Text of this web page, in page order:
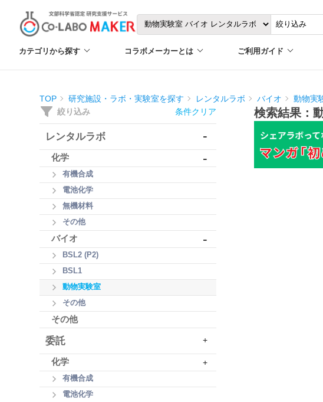
カテゴリから探す コラボメーカーとは ご利用ガイド
TOP 研究施設・ラボ・実験室を探す レンタルラボ バイオ 動物実
絞り込み 条件クリア
レンタルラボ -
化学 -
有機合成
電池化学
無機材料
その他
バイオ -
BSL2 (P2)
BSL1
動物実験室
その他
その他
委託 +
化学 +
有機合成
電池化学
検索結果：